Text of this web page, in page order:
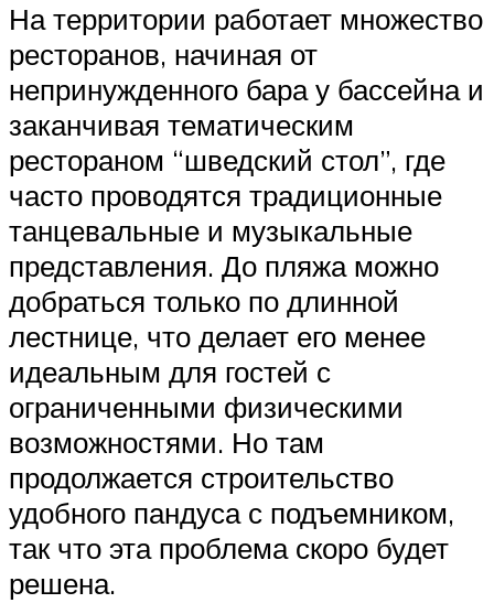
На территории работает множество
ресторанов, начиная от
непринужденного бара у бассейна и
заканчивая тематическим
рестораном “шведский стол”, где
часто проводятся традиционные
танцевальные и музыкальные
представления. До пляжа можно
добраться только по длинной
лестнице, что делает его менее
идеальным для гостей с
ограниченными физическими
возможностями. Но там
продолжается строительство
удобного пандуса с подъемником,
так что эта проблема скоро будет
решена.